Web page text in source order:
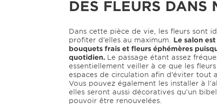
DES FLEURS DANS
Dans cette pièce de vie, les fleurs sont
profiter d’elles au maximum. Le salon
bouquets frais et fleurs éphémères
quotidien. Le passage étant assez
essentiellement veiller à ce que les
espaces de circulation afin d’éviter tout
Vous pouvez également les installer à
elles seront aussi décoratives qu’un
pouvoir être renouvelées.